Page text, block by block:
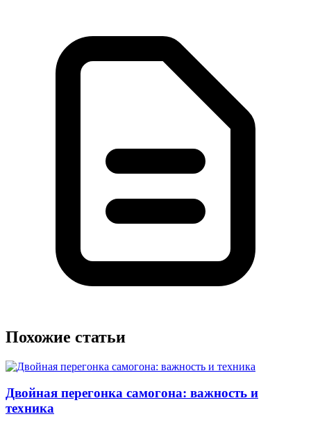
Похожие статьи
Двойная перегонка самогона: важность и
техника